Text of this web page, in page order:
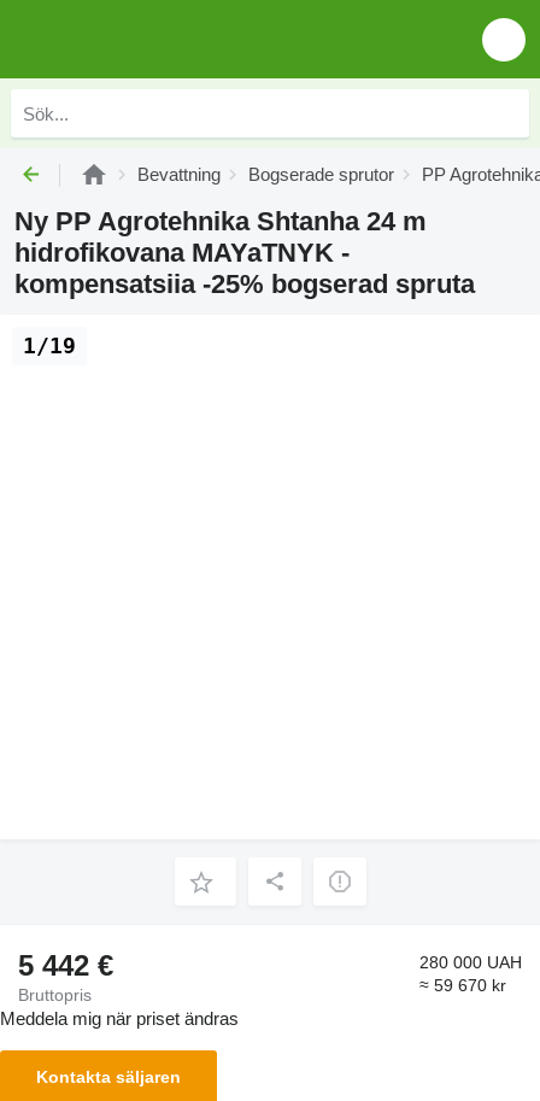
Bevattning Bogserade sprutor PP
Ny PP Agrotehnika Shtanha 24 m
hidrofikovana MAYaTNYK -
kompensatsiia -25% bogserad spruta
1/19
5 442 €
Bruttopris
280 000 UAH
≈ 59 670 kr
Meddela mig när priset ändras
Kontakta säljaren